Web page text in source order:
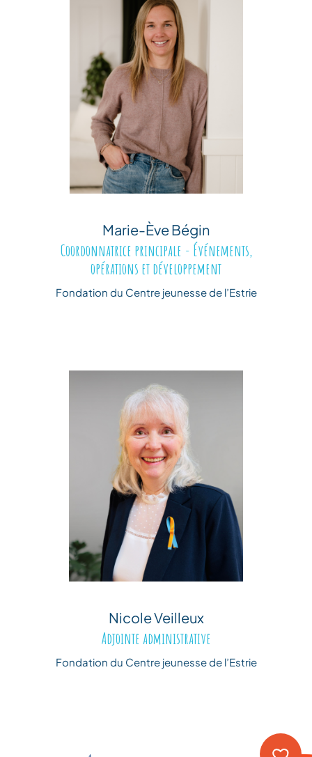
Marie-Ève Bégin
Coordonnatrice principale - Événements,
opérations et développement
Fondation du Centre jeunesse de l’Estrie
Nicole Veilleux
Adjointe administrative
Fondation du Centre jeunesse de l’Estrie